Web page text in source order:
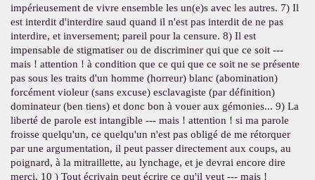
impérieusement de vivre ensemble les un(e)s avec les autres. 7) Il
est interdit d'interdire saud quand il n'est pas interdit de ne pas
interdire, et inversement; pareil pour la censure. 8) Il est
impensable de stigmatiser ou de discriminer qui que ce soit ---
mais ! attention ! à condition que ce qui que ce soit ne se présente
pas sous les traits d'un homme (horreur) blanc (abomination)
forcément violeur (sans excuse) esclavagiste (par définition)
dominateur (ben tiens) et donc bon à vouer aux gémonies... 9) La
liberté de parole est intangible --- mais ! attention ! si ma parole
froisse quelqu'un, ce quelqu'un n'est pas obligé de me rétorquer
par une argumentation, il peut passer directement aux coups, au
poignard, à la mitraillette, au lynchage, et je devrai encore dire
merci. 10 ) Tout écrivain peut écrire ce qu'il veut --- mais !